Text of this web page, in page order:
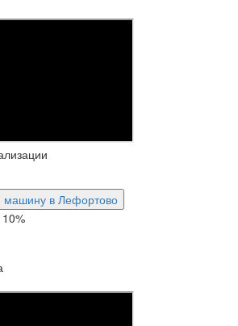
машину в Лефортово